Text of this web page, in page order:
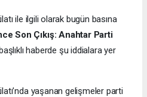
ile ilgili olarak bugün basına
Son Çıkış: Anahtar Parti
haberde şu iddialara yer
yaşanan gelişmeler parti